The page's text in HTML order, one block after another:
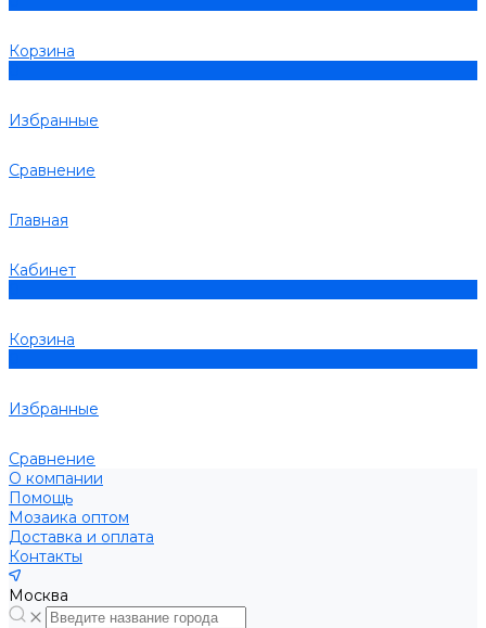
Корзина
Избранные
Сравнение
Главная
Кабинет
Корзина
Избранные
Сравнение
О компании
Помощь
Мозаика оптом
Доставка и оплата
Контакты
Москва